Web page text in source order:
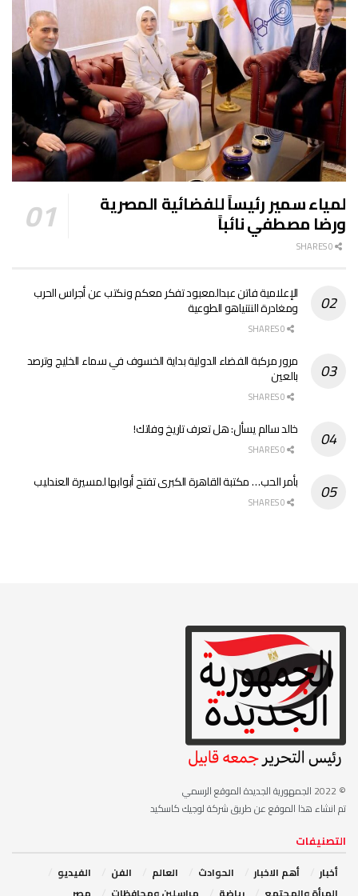
لمياء سمير رئيساً للفضائية المصرية
ورضا مصطفي نائباً
الإعلامية فاتن عبدالمعبود تفكر معكم ونكتب عن أجراس الحرب
ومغادرة النتنياهو الطوعية
مرور مركبة الفضاء الدولية بداية الخسوف في سماء الخليج وترصد
بالعين
خالد سالم يسأل: هل تعرف تاريخ وفاتك!
بأمر الحب… مكتبة القاهرة الكبرى تفتح أبوابها لمسيرة العندليب
© 2022
الجمهورية الجديدة الموقع الرسمي
تم انشاء هذا الموقع عن طريق شركة لوجيك كاسكيد
التصنيفات
أخبار أهم الاخبار ‏الحوادث ‏العالم الفن
‏الفيديو